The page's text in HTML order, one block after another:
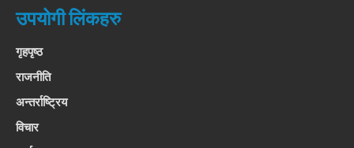
उपयोगी लिंकहरु
गृहपृष्ठ
राजनीति
अन्तर्राष्ट्रिय
विचार